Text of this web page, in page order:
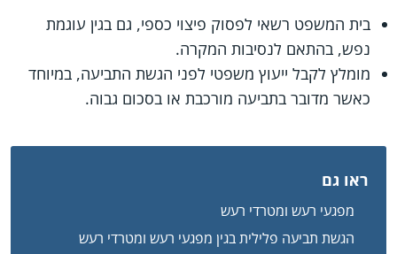
בית המשפט רשאי לפסוק פיצוי כספי, גם בגין עוגמת
נפש, בהתאם לנסיבות המקרה.
מומלץ לקבל ייעוץ משפטי לפני הגשת התביעה, במיוחד
כאשר מדובר בתביעה מורכבת או בסכום גבוה.
ראו גם
מפגעי רעש ומטרדי רעש
הגשת תביעה פלילית בגין מפגעי רעש ומטרדי רעש